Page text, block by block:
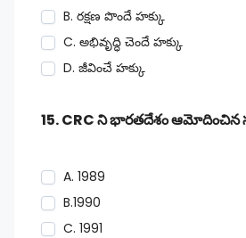
B. రక్షణ పొందే హక్కు
C. అభివృద్ధి చెందే హక్కు
D. జీవించే హక్కు
15. CRC ని భారతదేశం ఆమోదించిన
A. 1989
B.1990
C. 1991